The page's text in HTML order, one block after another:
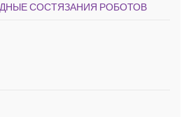
СОСТЯЗАНИЯ РОБОТОВ